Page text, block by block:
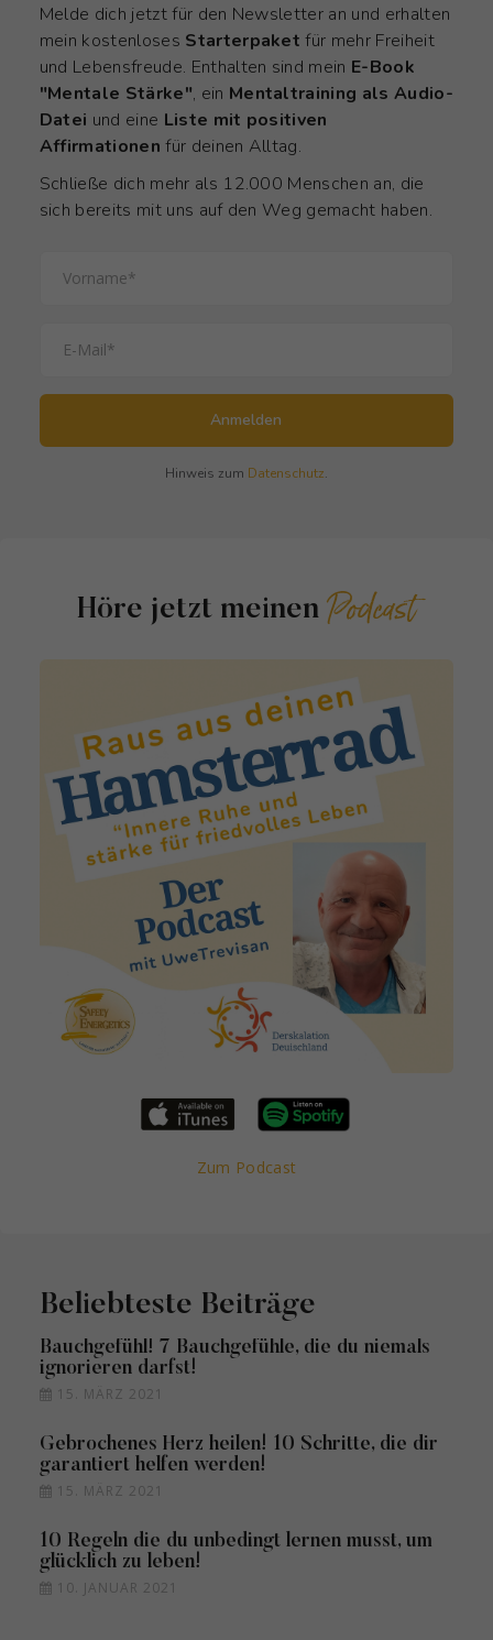
Melde dich jetzt für den Newsletter an und erhalten
mein kostenloses Starterpaket für mehr Freiheit
und Lebensfreude. Enthalten sind mein E-Book
"Mentale Stärke", ein Mentaltraining als Audio-
Datei und eine Liste mit positiven
Affirmationen für deinen Alltag.
Schließe dich mehr als 12.000 Menschen an, die
sich bereits mit uns auf den Weg gemacht haben.
Anmelden
Hinweis zum Datenschutz.
Höre jetzt meinenPodcast
Zum Podcast
Beliebteste Beiträge
Bauchgefühl! 7 Bauchgefühle, die du niemals
ignorieren darfst!
15. MÄRZ 2021
Gebrochenes Herz heilen! 10 Schritte, die dir
garantiert helfen werden!
15. MÄRZ 2021
10 Regeln die du unbedingt lernen musst, um
glücklich zu leben!
10. JANUAR 2021